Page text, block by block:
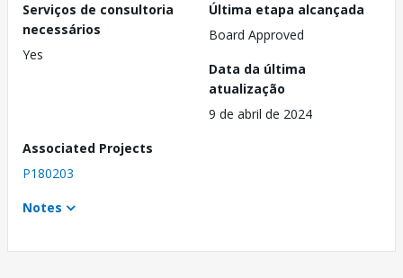
Serviços de consultoria
necessários
Yes
Última etapa alcançada
Board Approved
Data da última
atualização
9 de abril de 2024
Associated Projects
P180203
Notes